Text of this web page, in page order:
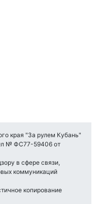
края "За рулем Кубань"
№ ФС77-59406 от
в сфере связи,
коммуникаций
копирование